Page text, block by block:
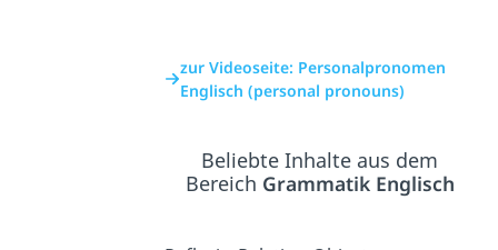
zur Videoseite: Personalpronomen
Englisch (personal pronouns)
Beliebte Inhalte aus dem
Bereich Grammatik Englisch